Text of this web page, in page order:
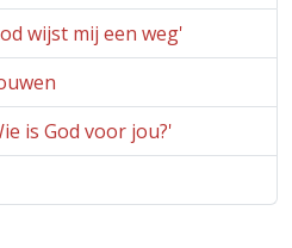
wijst mij een weg'
is God voor jou?'